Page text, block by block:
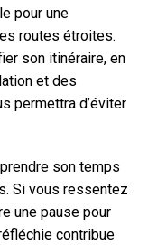
pour une
routes étroites.
son itinéraire, en
et des
permettra d’éviter
son temps
Si vous ressentez
une pause pour
contribue